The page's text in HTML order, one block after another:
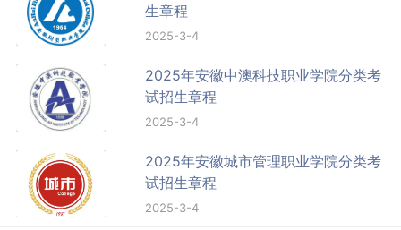
生章程
2025-3-4
2025年安徽中澳科技职业学院分类考
试招生章程
2025-3-4
2025年安徽城市管理职业学院分类考
试招生章程
2025-3-4